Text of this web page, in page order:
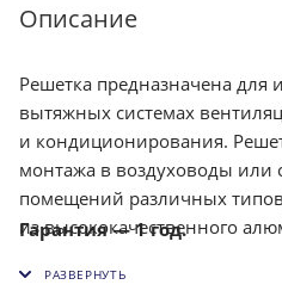
Описание
Решетка предназначена для
вытяжных системах
и кондиционирования.
монтажа в воздуховоды или
помещений различных
из высококачественного
цвет (RAL 9016). Решетка
Гарантия — 1 год.